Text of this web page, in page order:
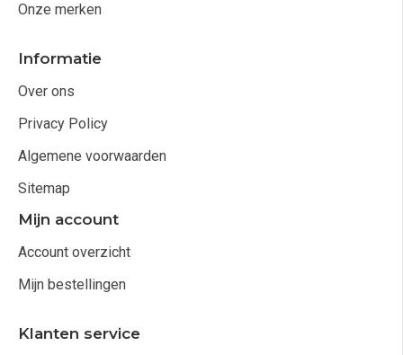
Onze merken
Informatie
Over ons
Privacy Policy
Algemene voorwaarden
Sitemap
Mijn account
Account overzicht
Mijn bestellingen
Klanten service